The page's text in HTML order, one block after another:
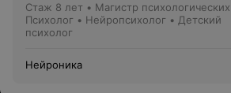
Стаж 8 лет • Магистр
Психолог • Нейропсихолог • Детский
психолог
Нейроника